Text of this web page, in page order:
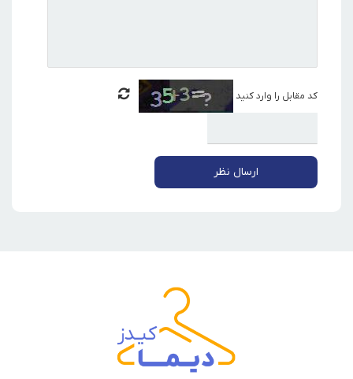
کد مقابل را وارد کنید
ارسال نظر